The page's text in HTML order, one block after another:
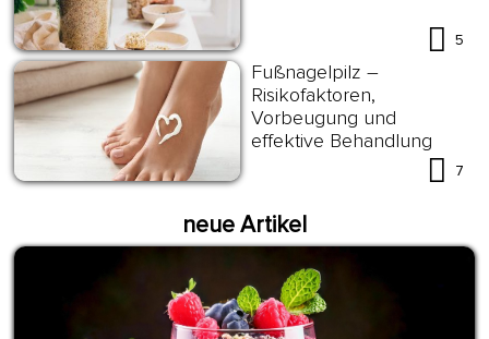
5
Fußnagelpilz –
Risikofaktoren,
Vorbeugung und
effektive Behandlung
7
neue Artikel